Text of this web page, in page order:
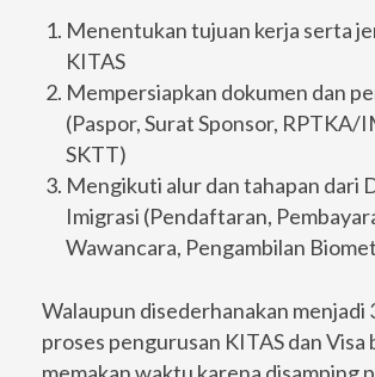
Menentukan tujuan kerja serta
KITAS
Mempersiapkan dokumen dan
(Paspor, Surat Sponsor, RPTKA/
SKTT)
Mengikuti alur dan tahapan dari
Imigrasi (Pendaftaran,
Wawancara, Pengambilan
Walaupun disederhanakan menjadi
proses pengurusan KITAS dan Visa